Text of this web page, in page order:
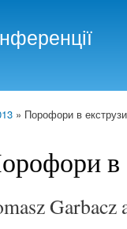
» Порофори в
в